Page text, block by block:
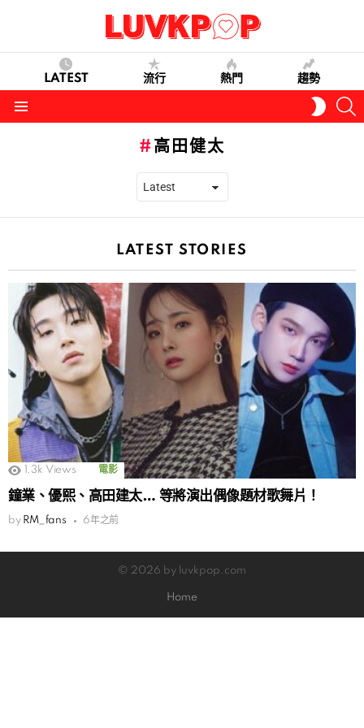
LATEST 流行 熱門 趨勢
SKIN
高田健太
LATEST STORIES
1.3k Views 電影
鐘業、優熙、高田建太… 等將演出偶像題材歌舞片！
by RM_fans 6年之前
© 2026 by luvkpop.com
Home